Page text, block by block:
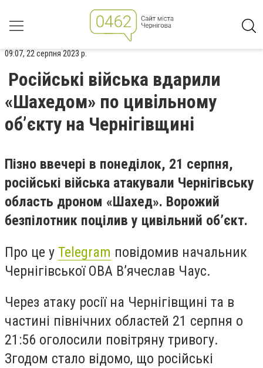
09:07, 22 серпня 2023 р.
Російські війська вдарили
«Шахедом» по цивільному
об’єкту на Чернігівщині
Пізно ввечері в понеділок, 21 серпня,
російські війська атакували Чернігівську
область дроном «Шахед». Ворожий
безпілотник поцілив у цивільний об’єкт.
Про це у Telegram повідомив начальник
Чернігівської ОВА В’ячеслав Чаус.
Через атаку росії на Чернігівщині та в
частині північних областей 21 серпня о
21:56 оголосили повітряну тривогу.
Згодом стало відомо, що російські